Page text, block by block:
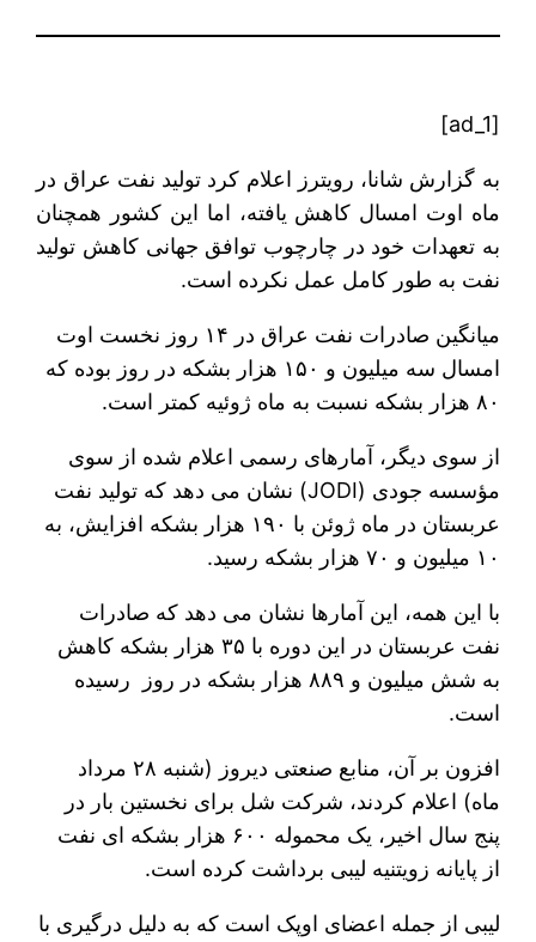
[ad_1]
به گزارش شانا، رویترز اعلام کرد تولید نفت عراق در
ماه اوت امسال کاهش یافته، اما این کشور همچنان
به تعهدات خود در چارچوب توافق جهانی کاهش تولید
نفت به طور کامل عمل نکرده است.
میانگین صادرات نفت عراق در ۱۴ روز نخست اوت
امسال سه میلیون و ۱۵۰ هزار بشکه در روز بوده که
۸۰ هزار بشکه نسبت به ماه ژوئیه کمتر است.
از سوی دیگر، آمارهای رسمی اعلام شده از سوی
مؤسسه جودی (JODI) نشان می دهد که تولید نفت
عربستان در ماه ژوئن با ۱۹۰ هزار بشکه افزایش، به
۱۰ میلیون و ۷۰ هزار بشکه رسید.
با این همه، این آمارها نشان می دهد که صادرات
نفت عربستان در این دوره با ۳۵ هزار بشکه کاهش
به شش میلیون و ۸۸۹ هزار بشکه در روز رسیده
است.
افزون بر آن، منابع صنعتی دیروز (شنبه ۲۸ مرداد
ماه) اعلام کردند، شرکت شل برای نخستین بار در
پنج سال اخیر، یک محموله ۶۰۰ هزار بشکه ای نفت
از پایانه زویتنیه لیبی برداشت کرده است.
لیبی از جمله اعضای اوپک است که به دلیل درگیری با